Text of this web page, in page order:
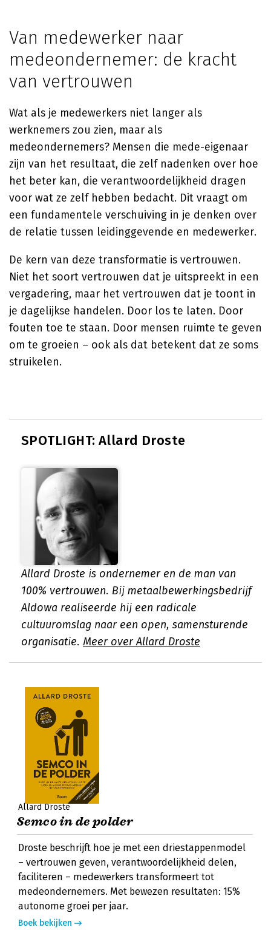
Van medewerker naar
medeondernemer: de kracht
van vertrouwen
Wat als je medewerkers niet langer als
werknemers zou zien, maar als
medeondernemers? Mensen die mede-eigenaar
zijn van het resultaat, die zelf nadenken over hoe
het beter kan, die verantwoordelijkheid dragen
voor wat ze zelf hebben bedacht. Dit vraagt om
een fundamentele verschuiving in je denken over
de relatie tussen leidinggevende en medewerker.
De kern van deze transformatie is vertrouwen.
Niet het soort vertrouwen dat je uitspreekt in een
vergadering, maar het vertrouwen dat je toont in
je dagelijkse handelen. Door los te laten. Door
fouten toe te staan. Door mensen ruimte te geven
om te groeien – ook als dat betekent dat ze soms
struikelen.
SPOTLIGHT: Allard Droste
Allard Droste is ondernemer en de man van
100% vertrouwen. Bij metaalbewerkingsbedrijf
Aldowa realiseerde hij een radicale
cultuuromslag naar een open, samensturende
organisatie. Meer over Allard Droste
Allard Droste
Semco in de polder
Droste beschrijft hoe je met een driestappenmodel
– vertrouwen geven, verantwoordelijkheid delen,
faciliteren – medewerkers transformeert tot
medeondernemers. Met bewezen resultaten: 15%
autonome groei per jaar.
Boek bekijken